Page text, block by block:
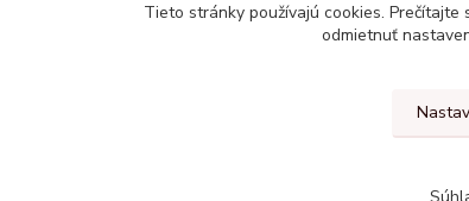
Tieto stránky používajú cookies. Prečítajte
odmietnuť